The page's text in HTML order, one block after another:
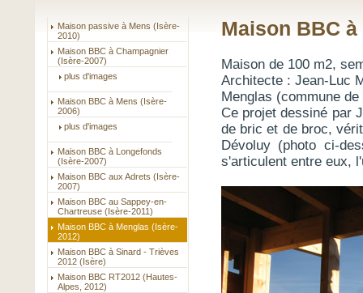
Maison passive à Mens (Isère-
2010)
Maison BBC à Champagnier
(Isère-2007)
plus d'images
Maison BBC à Mens (Isère-
2006)
plus d'images
Maison BBC à Longefonds
(Isère-2007)
Maison BBC aux Adrets (Isère-
2007)
Maison BBC au Sappey-en-
Chartreuse (Isère-2011)
Maison BBC à Menglas (Isère-
2012)
Maison BBC à Sinard - Trièves
2012 (Isère)
Maison BBC RT2012 (Hautes-
Alpes, 2012)
Maison BBC
Maison de 100 m2,
Architecte : Jean-Luc
Menglas (commune
Ce projet dessiné par
de bric et de broc,
Dévoluy (photo ci-
s'articulent entre eux,